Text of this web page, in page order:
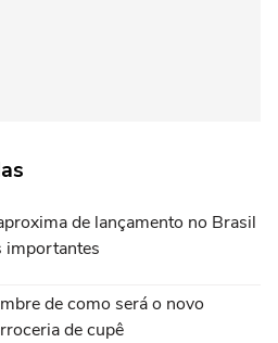
de lançamento no Brasil
importantes
de como será o novo
de cupê